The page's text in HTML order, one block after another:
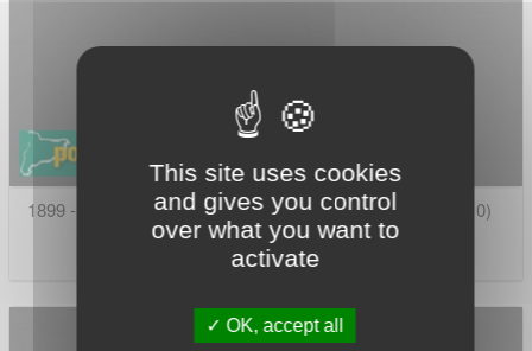
1899 - Barcelona - Casa Francesc Martí Puig (Boqueria, 10)
This site uses cookies
and gives you control
over what you want to
activate
OK, accept all